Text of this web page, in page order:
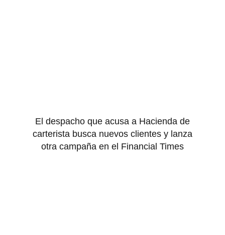
El despacho que acusa a Hacienda de
carterista busca nuevos clientes y lanza
otra campaña en el Financial Times